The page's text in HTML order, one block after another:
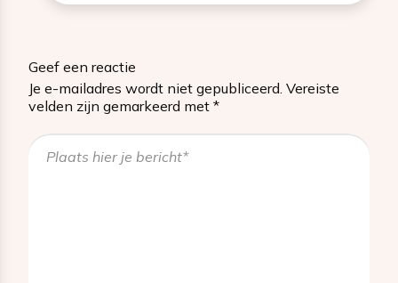
Geef een reactie
Je e-mailadres wordt niet gepubliceerd. Vereiste
velden zijn gemarkeerd met *